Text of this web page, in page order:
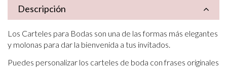
Descripción
Los Carteles para Bodas son una de las formas más elegantes
y molonas para dar la bienvenida a tus invitados.
Puedes personalizar los carteles de boda con frases originales